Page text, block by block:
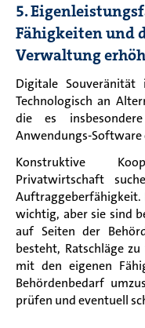
5.
Fähigkeiten und
Verwaltung
Digitale Souveränität
Technologisch an
die es
Anwendungs-Software
Konstruktive
Privatwirtschaft
Auftraggeberfähigkeit.
wichtig, aber sie sind
auf Seiten der
besteht, Ratschläge
mit den eigenen
Behördenbedarf
prüfen und eventuell